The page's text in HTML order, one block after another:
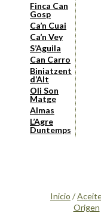
Finca Can
Gosp
Ca’n Cuai
Ca’n Vey
S’Aguila
Can Carro
Biniatzent
d’Alt
Oli Son
Matge
Almas
L’Agre
Duntemps
Inicio /
Origen